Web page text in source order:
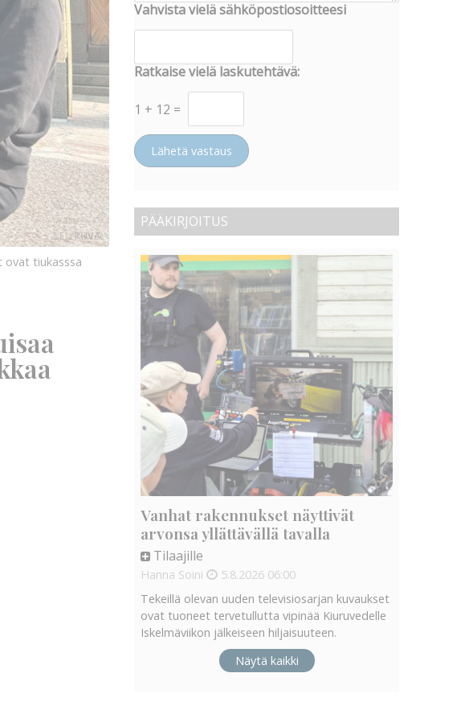
KUVA:
KUVA:
JAANA
SELANDER
ovat tiukasssa
Vahvista vielä sähköpostiosoitteesi
Ratkaise vielä laskutehtävä:
1 + 12 =
Lähetä vastaus
PÄÄKIRJOITUS
Vanhat rakennukset näyttivät
arvonsa yllättävällä tavalla
Tilaajille
Hanna Soini 5.8.2026 06:00
Tekeillä olevan uuden televisiosarjan kuvaukset
ovat tuoneet tervetullutta vipinää Kiuruvedelle
Iskelmäviikon jälkeiseen hiljaisuuteen.
Näytä kaikki